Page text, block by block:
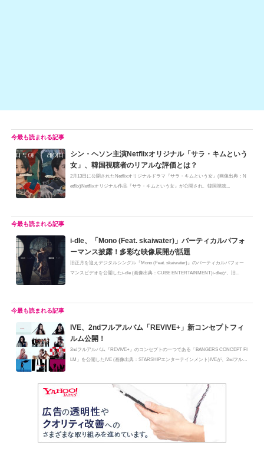
シン・ヘソン主演Netflixオリジナル「サラ・キムという
女」、韓国視聴者のリアルな評価とは？
2月13日に公開されたNetflixオリジナルドラマ『サラ・キムという女』(画像出典：N
etflix)Netflixオリジナル作品『サラ・キムという女』が公開され、韓国視聴...
i-dle、「Mono (Feat. skaiwater)」バーティカルパフォ
ーマンス披露！多彩な映像展開が話題
旧正月を迎えデジタルシングル『Mono (Feat. skaiwater)』のバーティカルパフォー
マンスビデオを公開したi-dle (画像出典：CUBE ENTERTAINMENT)i-dleが、旧...
IVE、2ndフルアルバム「REVIVE+」新コンセプトフィ
ルム公開！
2ndフルアルバム『REVIVE+』のコンセプトの一つである「BANGERS CONCEPT FI
LM」を公開したIVE (画像出典：STARSHIPエンターテインメント)IVEが、2ndフルア